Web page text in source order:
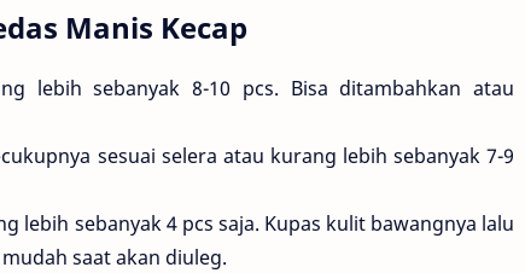
Manis Kecap
lebih sebanyak 8-10 pcs. Bisa ditambahkan atau
sesuai selera atau kurang lebih sebanyak 7-9
lebih sebanyak 4 pcs saja. Kupas kulit bawangnya lalu
saat akan diuleg.